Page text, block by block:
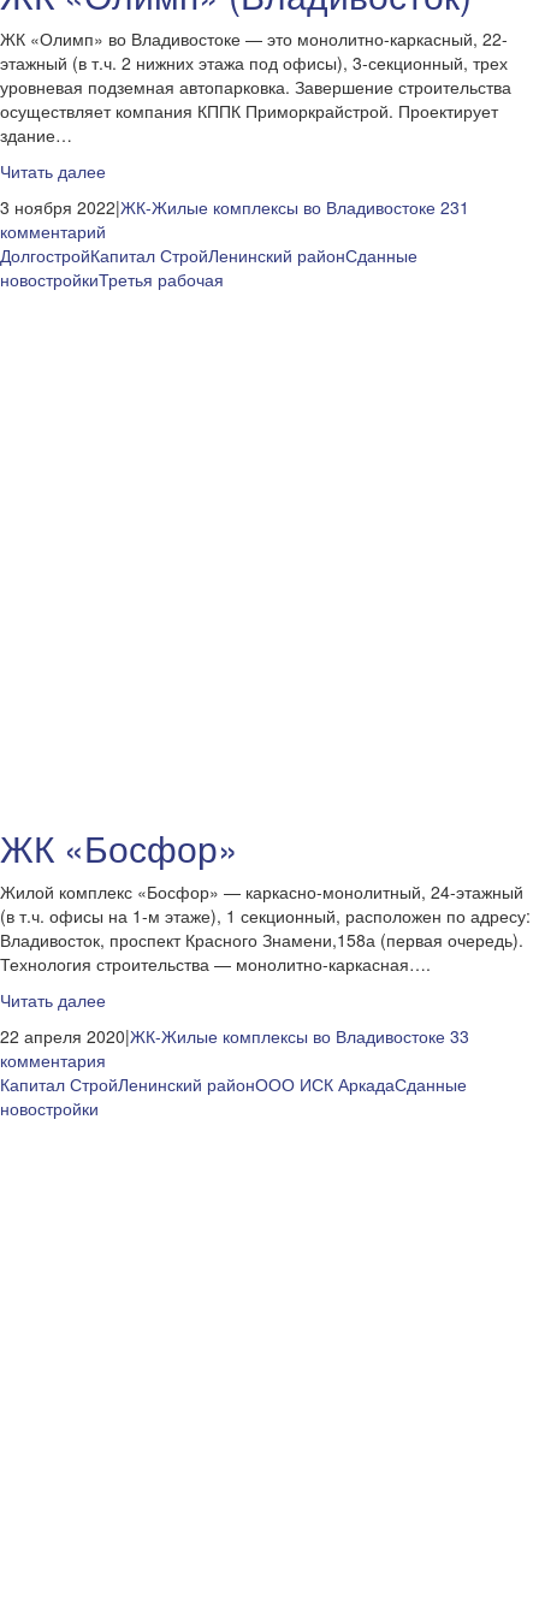
ЖК «Олимп» во Владивостоке — это монолитно-каркасный, 22-
этажный (в т.ч. 2 нижних этажа под офисы), 3-секционный, трех
уровневая подземная автопарковка. Завершение строительства
осуществляет компания КППК Приморкрайстрой. Проектирует
здание…
Читать далее
3 ноября 2022|ЖК-Жилые комплексы во Владивостоке 231
комментарий
ДолгостройКапитал СтройЛенинский районСданные
новостройкиТретья рабочая
ЖК «Босфор»
Жилой комплекс «Босфор» — каркасно-монолитный, 24-этажный
(в т.ч. офисы на 1-м этаже), 1 секционный, расположен по адресу:
Владивосток, проспект Красного Знамени,158а (первая очередь).
Технология строительства — монолитно-каркасная….
Читать далее
22 апреля 2020|ЖК-Жилые комплексы во Владивостоке 33
комментария
Капитал СтройЛенинский районООО ИСК АркадаСданные
новостройки